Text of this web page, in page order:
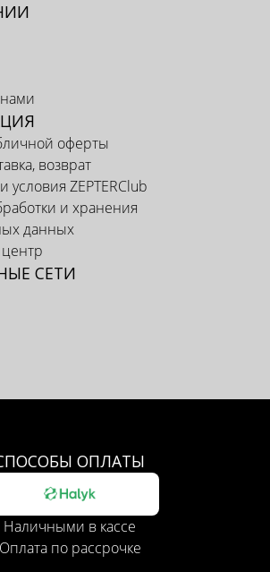
оферты
возврат
условия ZEPTERClub
и хранения
данных
СЕТИ
ОПЛАТЫ
Наличными в кассе
Оплата по рассрочке